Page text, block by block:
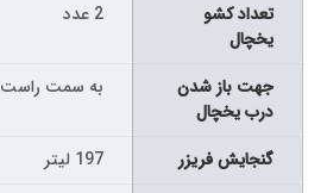
تعداد کشو
یخچال
2 عدد
جهت باز شدن
درب یخچال
به سمت راست
گنجایش فریزر
197 لیتر